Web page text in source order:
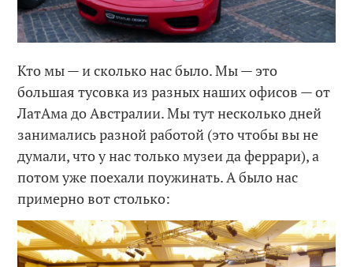
Кто мы — и сколько нас было. Мы — это
большая тусовка из разных наших офисов — от
ЛатАма до Австралии. Мы тут несколько дней
занимались разной работой (это чтобы вы не
думали, что у нас только музеи да феррари), а
потом уже поехали поужинать. А было нас
примерно вот столько: